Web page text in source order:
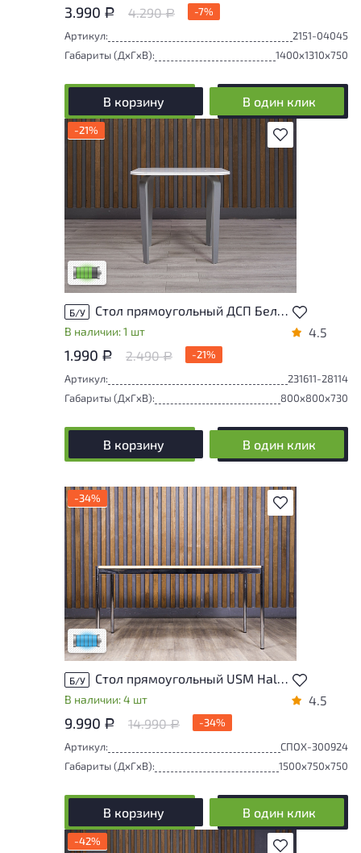
3.990 Р 4.290Р
-7%
Артикул:
2151-04045
Габариты (ДxГxВ):
1400x1310x750
В корзину В один клик
В избранное
-21%
У товара присутствуют незначительные
следы эксплуатации, не влияющие на
удобство его использования
Низкая степень износа
Б/У Стол прямоугольный ДСП Белый Россия
В наличии: 1 шт 4.5
1.990 Р 2.490Р
-21%
Артикул:
231611-28114
Габариты (ДxГxВ):
800x800x730
В корзину В один клик
В избранное
-34%
Состояние товара приближено к новому,
могут присутствовать незначительные
следы эксплуатации
Низкая степень износа
Б/У Стол прямоугольный USM Haller Массив Ольха Швейцария
В наличии: 4 шт 4.5
9.990 Р 14.990Р
-34%
Артикул:
СПОХ-300924
Габариты (ДxГxВ):
1500x750x750
В корзину В один клик
В избранное
-42%